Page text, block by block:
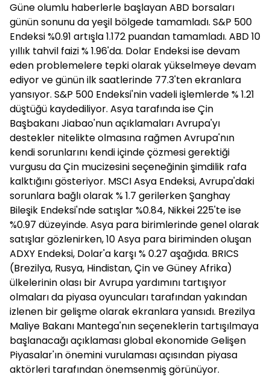
Güne olumlu haberlerle başlayan ABD borsaları
günün sonunu da yeşil bölgede tamamladı. S&P 500
Endeksi %0.91 artışla 1.172 puandan tamamladı. ABD 10
yıllık tahvil faizi % 1.96'da. Dolar Endeksi ise devam
eden problemelere tepki olarak yükselmeye devam
ediyor ve günün ilk saatlerinde 77.3'ten ekranlara
yansıyor. S&P 500 Endeksi'nin vadeli işlemlerde % 1.21
düştüğü kaydediliyor. Asya tarafında ise Çin
Başbakanı Jiabao'nun açıklamaları Avrupa'yı
destekler nitelikte olmasına rağmen Avrupa'nın
kendi sorunlarını kendi içinde çözmesi gerektiği
vurgusu da Çin mucizesini seçeneğinin şimdilik rafa
kalktığını gösteriyor. MSCI Asya Endeksi, Avrupa'daki
sorunlara bağlı olarak % 1.7 gerilerken Şanghay
Bileşik Endeksi'nde satışlar %0.84, Nikkei 225'te ise
%0.97 düzeyinde. Asya para birimlerinde genel olarak
satışlar gözlenirken, 10 Asya para biriminden oluşan
ADXY Endeksi, Dolar'a karşı % 0.27 aşağıda. BRICS
(Brezilya, Rusya, Hindistan, Çin ve Güney Afrika)
ülkelerinin olası bir Avrupa yardımını tartışıyor
olmaları da piyasa oyuncuları tarafından yakından
izlenen bir gelişme olarak ekranlara yansıdı. Brezilya
Maliye Bakanı Mantega'nın seçeneklerin tartışılmaya
başlanacağı açıklaması global ekonomide Gelişen
Piyasalar'ın önemini vurulaması açısından piyasa
aktörleri tarafından önemsenmiş görünüyor.